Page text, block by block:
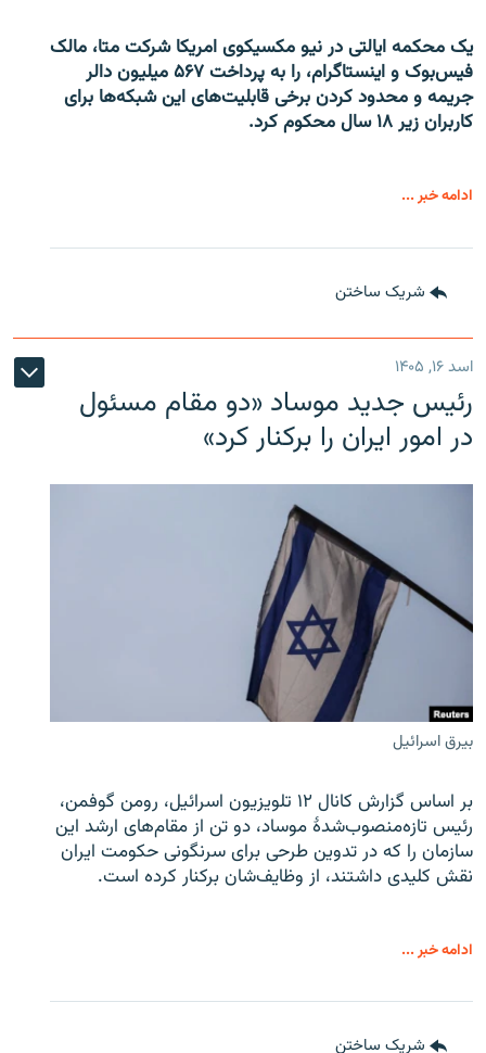
یک محکمه ایالتی در نیو مکسیکوی امریکا شرکت متا، مالک
فیس‌بوک و اینستاگرام، را به پرداخت ۵۶۷ میلیون دالر
جریمه و محدود کردن برخی قابلیت‌های این شبکه‌ها برای
کاربران زیر ۱۸ سال محکوم کرد.
ادامه خبر ...
شریک ساختن
اسد ۱۶, ۱۴۰۵
رئیس جدید موساد «دو مقام مسئول
در امور ایران را برکنار کرد»
بیرق اسرائیل
بر اساس گزارش کانال ۱۲ تلویزیون اسرائیل، رومن گوفمن،
رئیس تازه‌منصوب‌شدۀ موساد، دو تن از مقام‌های ارشد این
سازمان را که در تدوین طرحی برای سرنگونی حکومت ایران
نقش کلیدی داشتند، از وظایف‌شان برکنار کرده است.
ادامه خبر ...
شریک ساختن